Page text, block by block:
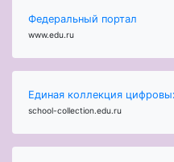
Федеральный портал
www.edu.ru
Единая коллекция
school-collection.edu.ru